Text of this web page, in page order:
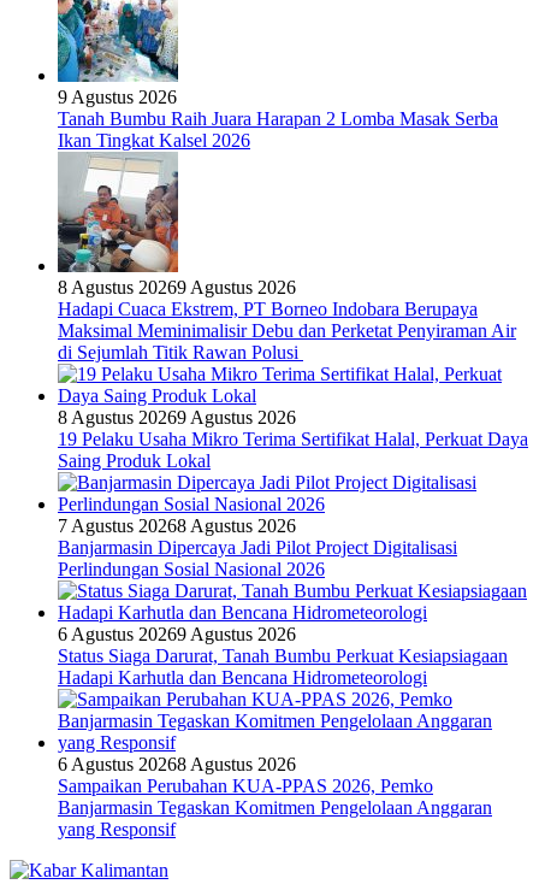
9 Agustus 2026
Tanah Bumbu Raih Juara Harapan 2 Lomba Masak Serba
Ikan Tingkat Kalsel 2026
8 Agustus 20269 Agustus 2026
Hadapi Cuaca Ekstrem, PT Borneo Indobara Berupaya
Maksimal Meminimalisir Debu dan Perketat Penyiraman Air
di Sejumlah Titik Rawan Polusi
8 Agustus 20269 Agustus 2026
19 Pelaku Usaha Mikro Terima Sertifikat Halal, Perkuat Daya
Saing Produk Lokal
7 Agustus 20268 Agustus 2026
Banjarmasin Dipercaya Jadi Pilot Project Digitalisasi
Perlindungan Sosial Nasional 2026
6 Agustus 20269 Agustus 2026
Status Siaga Darurat, Tanah Bumbu Perkuat Kesiapsiagaan
Hadapi Karhutla dan Bencana Hidrometeorologi
6 Agustus 20268 Agustus 2026
Sampaikan Perubahan KUA-PPAS 2026, Pemko
Banjarmasin Tegaskan Komitmen Pengelolaan Anggaran
yang Responsif